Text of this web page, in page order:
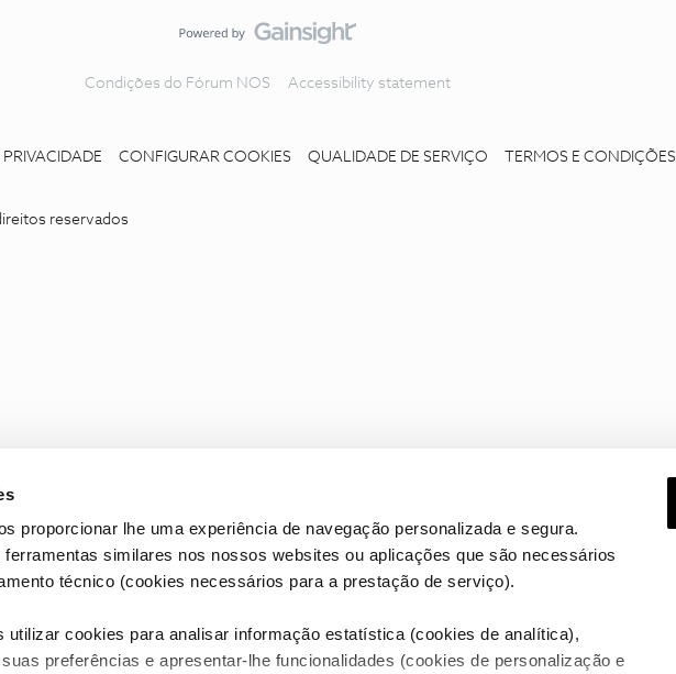
proporcionar lhe uma experiência de navegação personalizada e segura.
similares nos nossos websites ou aplicações que são necessários
técnico (cookies necessários para a prestação de serviço).
utilizar cookies para analisar informação estatística (cookies de analítica),
preferências e apresentar-lhe funcionalidades (cookies de personalização e
Condições do Fórum NOS Accessibility statement
CONFIGURAR COOKIES QUALIDADE DE SERVIÇO TERMOS E CONDIÇÕES
reservados